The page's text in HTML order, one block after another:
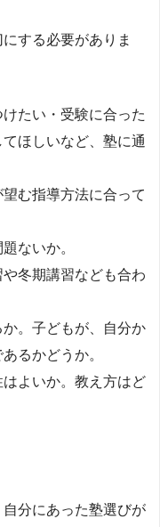
する必要がありま
たい・受験に合った
ほしいなど、塾に通
む指導方法に合って
ないか。
冬期講習なども合わ
か。子どもが、自分か
るかどうか。
はよいか。教え方はど
分にあった塾選びが